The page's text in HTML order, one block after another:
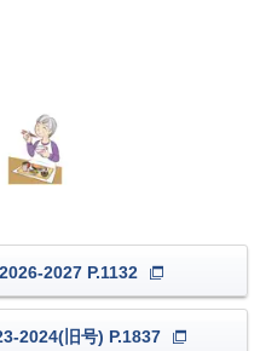
2027 P.1132
2024(旧号) P.1837